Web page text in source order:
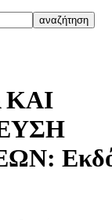
ΚΑΙ